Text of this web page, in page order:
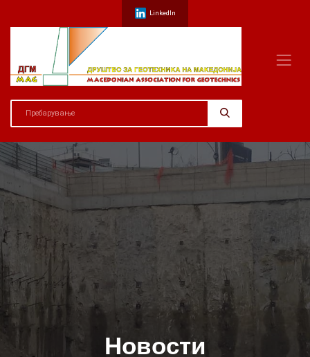
LinkedIn
Новости